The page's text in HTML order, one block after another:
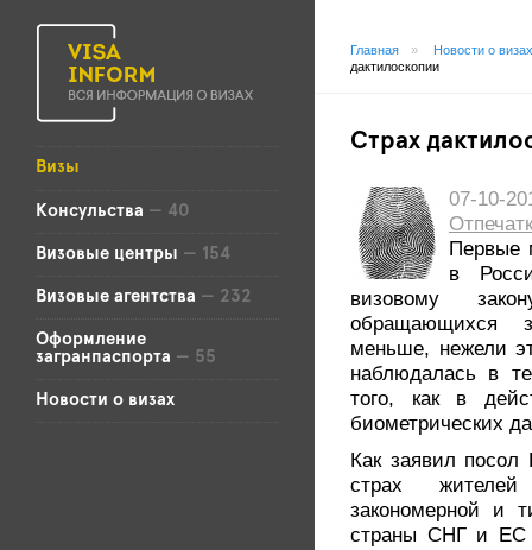
Визы
Консульства — 40
Визовые центры — 154
Визовые агентства — 232
Оформление
загранпаспорта — 55
Новости о визах
Главная »
Новости о визах
дактилоскопии
Страх
07-10-
Первые
в
визовому
обращающихся
меньше, нежели
наблюдалась в
того, как в
биометрических
Как заявил
страх
закономерной и
страны СНГ и ЕС